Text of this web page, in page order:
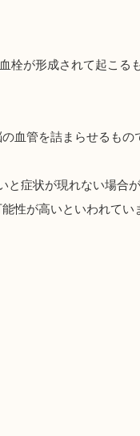
栓が形成されて起こる
血管を詰まらせるも
と症状が現れない場合が
性が高いといわれてい